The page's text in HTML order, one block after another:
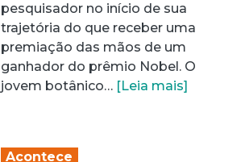
pesquisador no início de sua
trajetória do que receber uma
premiação das mãos de um
ganhador do prêmio Nobel. O
jovem botânico… [Leia mais]
Acontece